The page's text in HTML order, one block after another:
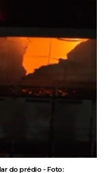
do prédio - Foto: